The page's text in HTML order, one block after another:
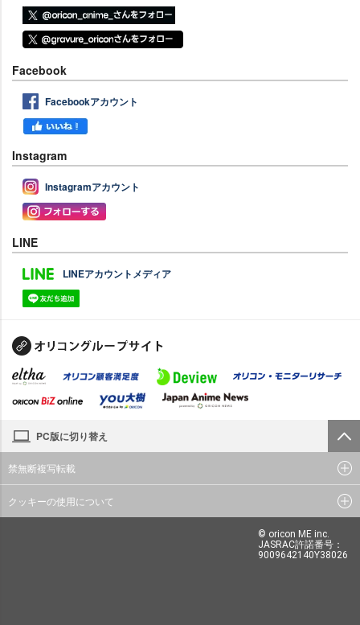
Facebook
Facebookアカウント
Instagram
Instagramアカウント
LINE
LINEアカウントメディア
PC版に切り替え
禁無断複写転載
クッキーの使用について
© oricon ME inc.
JASRAC許諾番号：
9009642140Y38026